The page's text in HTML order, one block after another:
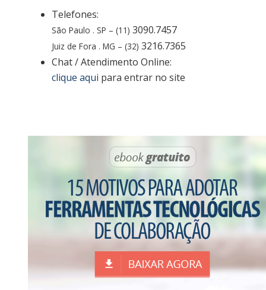
Telefones:
São Paulo . SP – (11) 3090.7457
Juiz de Fora . MG – (32) 3216.7365
Chat / Atendimento Online:
clique aqui para entrar no site